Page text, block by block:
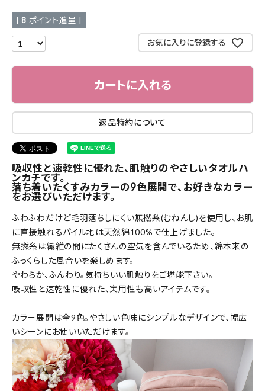
[ 8 ポイント進呈 ]
お気に入りに登録する
カートに入れる
返品特約について
吸収性と速乾性に優れた、肌触りのやさしいタオルハ
ンカチです。
落ち着いたくすみカラーの9色展開で、お好きなカラー
をお選びいただけます。
ふわふわだけど毛羽落ちしにくい無撚糸(むねんし)を使用し、お肌
に直接触れるパイル地は天然綿100%で仕上げました。
無撚糸は繊維の間にたくさんの空気を含んでいるため、綿本来の
ふっくらした風合いを楽しめます。
やわらか、ふんわり。気持ちいい肌触りをご堪能下さい。
吸収性と速乾性に優れた、実用性も高いアイテムです。
カラー展開は全9色。やさしい色味にシンプルなデザインで、幅広
いシーンにお使いいただけます。